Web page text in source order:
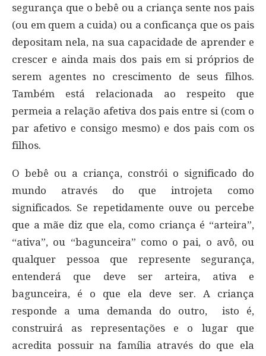
segurança que o bebê ou a criança sente nos pais
(ou em quem a cuida) ou a conficança que os pais
depositam nela, na sua capacidade de aprender e
crescer e ainda mais dos pais em si próprios de
serem agentes no crescimento de seus filhos.
Também está relacionada ao respeito que
permeia a relação afetiva dos pais entre si (com o
par afetivo e consigo mesmo) e dos pais com os
filhos.
O bebê ou a criança, constrói o significado do
mundo através do que introjeta como
significados. Se repetidamente ouve ou percebe
que a mãe diz que ela, como criança é “arteira”,
“ativa”, ou “bagunceira” como o pai, o avô, ou
qualquer pessoa que represente segurança,
entenderá que deve ser arteira, ativa e
bagunceira, é o que ela deve ser. A criança
responde a uma demanda do outro, isto é,
construirá as representações e o lugar que
acredita possuir na família através do que ela